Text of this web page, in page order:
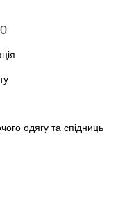
одягу та спідниць